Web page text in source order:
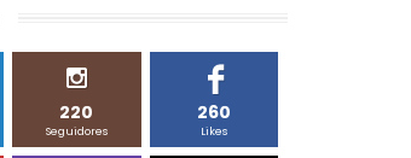
220
Seguidores
260
Likes